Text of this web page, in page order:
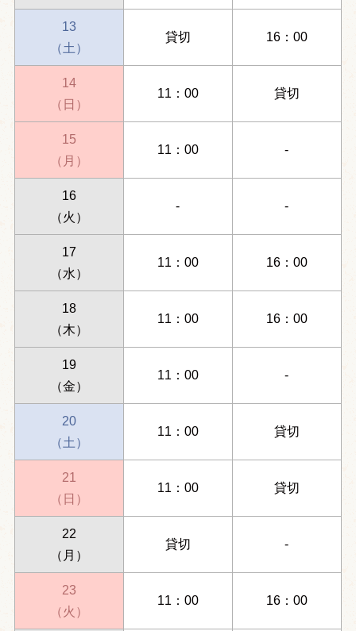
13
（土）
貸切 16：00
14
（日）
11：00 貸切
15
（月）
11：00 -
16
（火）
- -
17
（水）
11：00 16：00
18
（木）
11：00 16：00
19
（金）
11：00 -
20
（土）
11：00 貸切
21
（日）
11：00 貸切
22
（月）
貸切 -
23
（火）
11：00 16：00